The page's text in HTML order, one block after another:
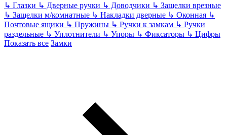
↳ Глазки ↳ Дверные ручки ↳ Доводчики ↳ Защелки врезные
↳ Защелки м/комнатные ↳ Накладки дверные ↳ Оконная ↳
Почтовые ящики ↳ Пружины ↳ Ручки к замкам ↳ Ручки
раздельные ↳ Уплотнители ↳ Упоры ↳ Фиксаторы ↳ Цифры
Показать все Замки